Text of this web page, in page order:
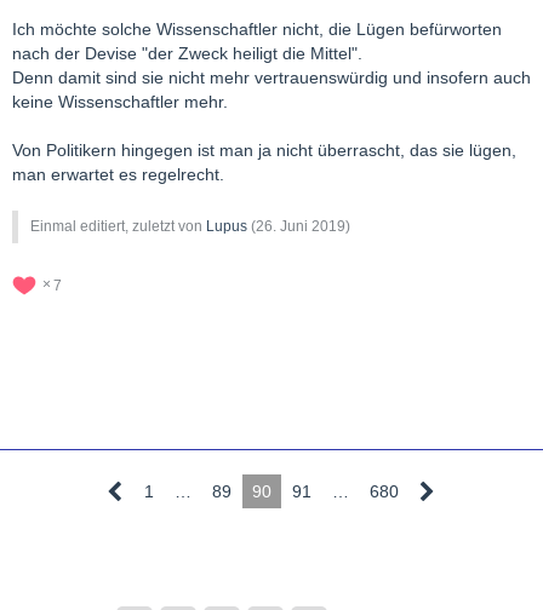
Ich möchte solche Wissenschaftler nicht, die Lügen befürworten
nach der Devise "der Zweck heiligt die Mittel".
Denn damit sind sie nicht mehr vertrauenswürdig und insofern auch
keine Wissenschaftler mehr.
Von Politikern hingegen ist man ja nicht überrascht, das sie lügen,
man erwartet es regelrecht.
Einmal editiert, zuletzt von Lupus (26. Juni 2019)
7
1 89 90 91 680